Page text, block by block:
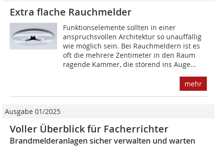
Extra flache Rauchmelder
Funktionselemente sollten in einer
anspruchsvollen Architektur so unauffällig
wie möglich sein. Bei Rauchmeldern ist es
oft die mehrere Zentimeter in den Raum
ragende Kammer, die störend ins Auge...
mehr
Ausgabe 01/2025
Voller Überblick für Facherrichter
Brandmelderanlagen sicher verwalten und warten